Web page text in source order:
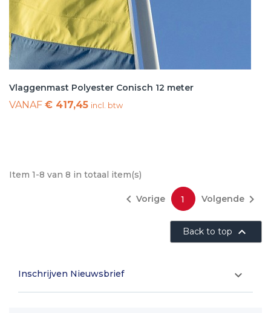
Vlaggenmast Polyester Conisch 12 meter
VANAF € 417,45 incl. btw
Item 1-8 van 8 in totaal item(s)
 Vorige 1 Volgende 
Back to top 
Inschrijven Nieuwsbrief 